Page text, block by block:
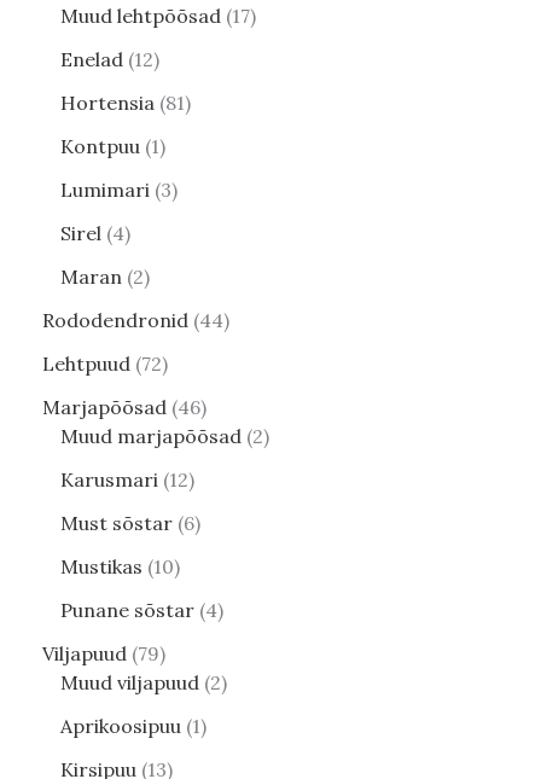
Muud lehtpõõsad 17
Enelad 12
Hortensia 81
Kontpuu 1
Lumimari 3
Sirel 4
Maran 2
Rododendronid 44
Lehtpuud 72
Marjapõõsad 46
Muud marjapõõsad 2
Karusmari 12
Must sõstar 6
Mustikas 10
Punane sõstar 4
Viljapuud 79
Muud viljapuud 2
Aprikoosipuu 1
Kirsipuu 13